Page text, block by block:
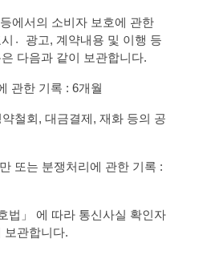
등에서의 소비자 보호에 관한
시광〮고, 계약내용 및 이행 등
다음과 같이 보관합니다.
관한 기록 : 6개월
철회 , 대금결제 , 재화 등의 공
또는 분쟁처리에 관한 기록 :
법」 에 따라 통신사실 확인자
보관합니다.